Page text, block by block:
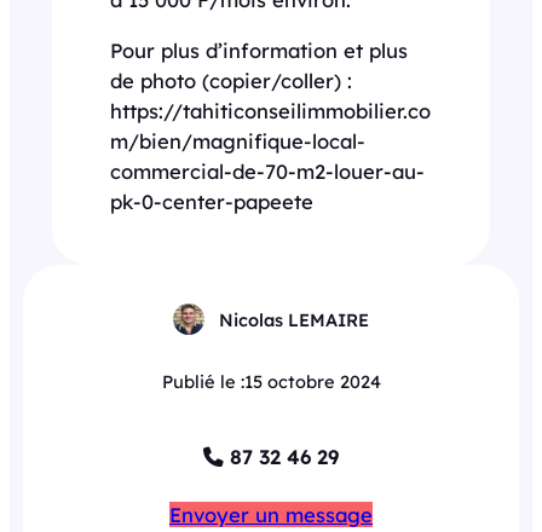
Pour plus d’information et plus
de photo (copier/coller) :
https://tahiticonseilimmobilier.co
m/bien/magnifique-local-
commercial-de-70-m2-louer-au-
pk-0-center-papeete
Nicolas LEMAIRE
Publié le :15 octobre 2024
87 32 46 29
Envoyer un message